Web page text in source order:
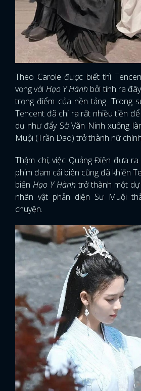
Theo Carole được biết thì
vọng với Hạo Y Hành bởi tính ra
trọng điểm của nền tảng. Trong
Tencent đã chi ra rất nhiều tiền
dụ như đẩy Sở Vãn Ninh xuống
Muội (Trần Dao) trở thành nữ
Thậm chí, việc Quảng Điện đưa
phim đam cải biên cũng đã khiến
biến Hạo Y Hành trở thành một
nhân vật phản diện Sư Muội
chuyện.